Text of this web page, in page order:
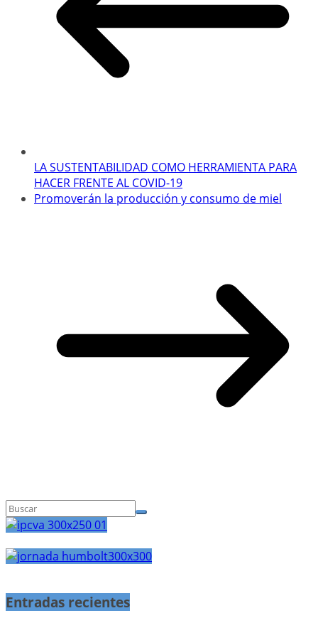
LA SUSTENTABILIDAD COMO HERRAMIENTA PARA
HACER FRENTE AL COVID-19
Promoverán la producción y consumo de miel
Entradas recientes